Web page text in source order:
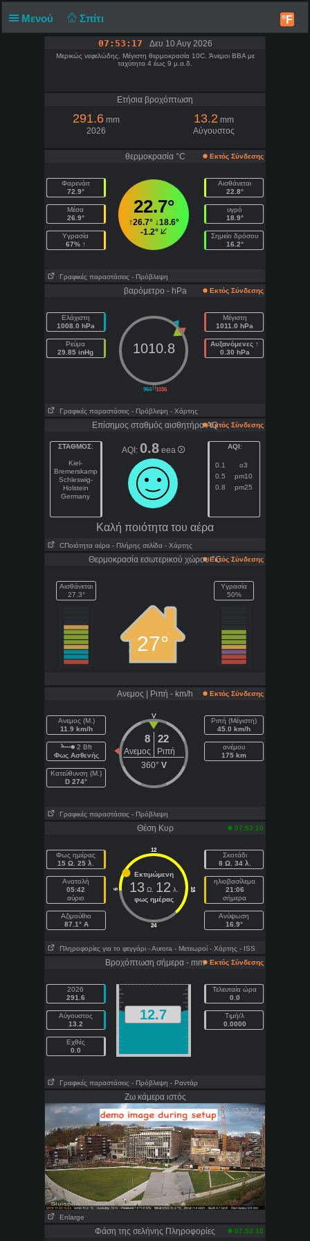
Μενού Σπίτι °F
07:53:17 Δευ 10 Αυγ 2026
Μερικώς νεφελώδης. Μέγιστη θερμοκρασία 10C. Άνεμοι ΒΒΑ με
ταχύτητα 4 έως 9 μ.α.δ.
Ετήσια βροχόπτωση
291.6mm
2026
13.2 mm
Αύγουστος
θερμοκρασία °C Εκτός Σύνδεσης
Φαρενάιτ
72.9°
Μέσα
26.9°
Υγρασία
67% ↑
22.7°
↑26.7°↓18.6°
-1.2°
Αισθάνεται
22.8°
υγρό
18.9°
Σημείο δρόσου
16.2°
Γραφικές παραστάσεις - Πρόβλεψη
βαρόμετρο - hPa Εκτός Σύνδεσης
Ελάχιστη
1008.0 hPa
Ρεύμα
29.85 inHg
||
964 1036
1010.8
Μέγιστη
1011.0 hPa
Αυξανόμενες ↑
0.30 hPa
Γραφικές παραστάσεις - Πρόβλεψη - Χάρτης
Επίσημος σταθμός αισθητήρα AQΕκτός Σύνδεσης
ΣΤΑΘΜΟΣ:
Kiel-
Bremerskamp
Schleswig-
Holstein
Germany
AQI: 0.8 eea AQI:
0.1
o3
0.5
pm10
0.8
pm25
Kαλή ποιότητα του αέρα
CΠοιότητα αέρα - Πλήρης σελίδα - Χάρτης
Θερμοκρασία εσωτερικού χώρου °CΕκτός Σύνδεσης
Αισθάνεται
27.3°
27°
Υγρασία
50%
Ανεμος | Ριπή - km/h Εκτός Σύνδεσης
Ανεμος (Μ.)
11.9 km/h
2 Bft
Φως Ασθενής
Κατεύθυνση (Μ.)
D 274°
V
8 22
Ανεμος
Ριπή
360° V
Ριπή (Μέγιστη)
45.0 km/h
ανέμου
175 km
Γραφικές παραστάσεις - Πρόβλεψη
Θέση Κυρ 07:53:10
Φως ημέρας
15 Ω. 25 λ.
Ανατολή
05:42
αύριο
Aζιμούθιο
87.1° A
12
24
6 18
Εκτιμώμενη
13Ω. 12 λ.
φως ημέρας
Σκοτάδι
8 Ω. 34 λ.
ηλιοβασίλεμα
21:06
σήμερα
Ανύψωση
16.9°
Πληροφορίες για το φεγγάρι - Αυrora - Μετεωροί - Χάρτης - ISS
Βροχόπτωση σήμερα - mm Εκτός Σύνδεσης
2026
291.6
Αύγουστος
13.2
Εχθές
0.0
12.7
Τελευταία ώρα
0.0
Τιμή/λ
0.0000
Γραφικές παραστάσεις - Πρόβλεψη - Ραντάρ
Ζω κάμερα ιστός
Enlarge
Φάση της σελήνης Πληροφορίες 07:53:10